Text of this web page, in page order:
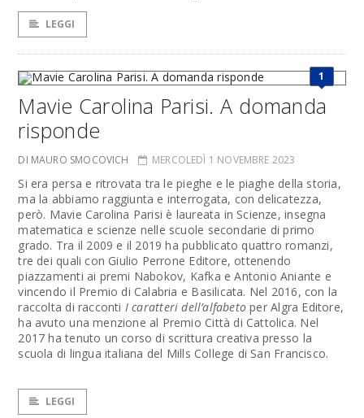
LEGGI
1
Mavie Carolina Parisi. A domanda
risponde
DI MAURO SMOCOVICH MERCOLEDÌ 1 NOVEMBRE 2023
Si era persa e ritrovata tra le pieghe e le piaghe della storia,
ma la abbiamo raggiunta e interrogata, con delicatezza,
però. Mavie Carolina Parisi è laureata in Scienze, insegna
matematica e scienze nelle scuole secondarie di primo
grado. Tra il 2009 e il 2019 ha pubblicato quattro romanzi,
tre dei quali con Giulio Perrone Editore, ottenendo
piazzamenti ai premi Nabokov, Kafka e Antonio Aniante e
vincendo il Premio di Calabria e Basilicata. Nel 2016, con la
raccolta di racconti I caratteri dell’alfabeto per Algra Editore,
ha avuto una menzione al Premio Città di Cattolica. Nel
2017 ha tenuto un corso di scrittura creativa presso la
scuola di lingua italiana del Mills College di San Francisco.
LEGGI